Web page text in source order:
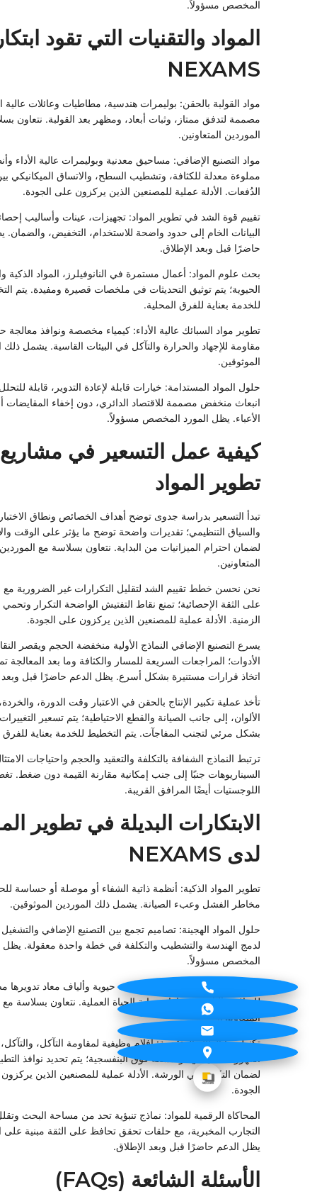
المخصص مسؤولاً.
المواد والتقنيات التي تقود
NEXAMS
مواد القولبة بالحقن: بوليمرات هندسية، مطاطيات وعائلات عالية
مصممة لتدفق ممتاز، وثبات أبعاد، ومظهر بعد القولبة. نتعاون
الموردين المتعاونين.
مواد التصنيع الإضافي: مساحيق معدنية وبوليمرات عالية الأداء
مملوءة معدلة للكثافة، وتشطيب السطح، والاتساق الميكانيكي
الدُفعات. الأدلة عملية للمصنعين الذين يركزون على الجودة.
تقييم قوة الشد في تطوير المواد: تجهيزات، عينات وأساليب
البيانات الخام إلى حدود واضحة للاستخدام، التخفيض، والضمان.
حاضرًا قبل وبعد الإطلاق.
بحث علوم المواد: أعمال مستمرة في النانوفيلرز، المواد الذكية
الحيوية؛ يتم توثيق التحديثات في ملخصات قصيرة ومفيدة. يتم
للخدمة بعناية للفرق المحلية.
تطوير مواد السبائك عالية الأداء: كيمياء مخصصة ونوافذ معالجة
مقاومة للإجهاد والحرارة والتآكل في البيئات القاسية. يشمل ذلك
الموثوقين.
حلول المواد المستدامة: خيارات قابلة لإعادة التدوير، قابلة
انبعاث منخفض مصممة للاقتصاد الدائري، دون إخفاء المقايضات
الأعباء. يظل المورد المخصص مسؤولاً.
كيفية عمل التسعير في مشاريع
تطوير المواد
تبدأ التسعير بدراسة جدوى توضح أهداف الخصائص ونطاق
والسياق التنظيمي؛ تقديرات واضحة توضح ما يؤثر على الوقت
لضمان احترام الميزانيات من البداية. نتعاون بسلاسة مع الموردين
المتعاونين.
نحن نحسن خطط تقييم الشد لتقليل التكرارات غير الضرورية مع
على الثقة الإحصائية؛ تمنع نقاط التفتيش الواضحة التكرار وتحمي
الزمنية. الأدلة عملية للمصنعين الذين يركزون على الجودة.
يسرع التصنيع الإضافي النماذج الأولية منخفضة الحجم ويقصر
الأدوات؛ المراجعات السريعة للمسار والكثافة وما بعد
اتخاذ قرارات مستنيرة بشكل أسرع. يظل الدعم حاضرًا قبل وبعد
تأخذ عملية تكبير الإنتاج بالحقن في الاعتبار وقت الدورة،
الألوان، إلى جانب الصيانة والقطع الاحتياطية؛ يتم تسعير
بشكل مرئي لتجنب المفاجآت. يتم التخطيط للخدمة بعناية للفرق
ترتبط النماذج الشفافة بالتكلفة والتعقيد والحجم واحتياجات
السيناريوهات جنبًا إلى جنب إمكانية مقارنة القيمة دون ضغط.
اللوجستيات أيضًا المرافق القريبة.
الابتكارات البديلة في تطوير
لدى NEXAMS
تطوير المواد الذكية: أنظمة ذاتية الشفاء أو موصلة أو حساسة
مخاطر الفشل وعبء الصيانة. يشمل ذلك الموردين الموثوقين.
حلول المواد الهجينة: تصاميم تجمع بين التصنيع الإضافي والتشغيل
لدمج الهندسة والتشطيب والتكلفة في خطة واحدة معقولة. يظل
المخصص مسؤولاً.
المركبات الصديقة للبيئة: مصفوفات حيوية وألياف معاد
للصلابة والتأثير ومسارات نهاية الحياة العملية. نتعاون بسلاسة
المتعاونين.
تكنولوجيا الطلاء المتقدمة: أفلام وظيفية لمقاومة التآكل،
الكهرومغناطيسي، والأشعة فوق البنفسجية؛ يتم تحديد نوافذ
لضمان التكرار في الورشة. الأدلة عملية للمصنعين الذين
الجودة.
المحاكاة الرقمية للمواد: نماذج تنبؤية تحد من مساحة البحث
التجارب المخبرية، مع حلقات تحقق تحافظ على الثقة مبنية على
يظل الدعم حاضرًا قبل وبعد الإطلاق.
الأسئلة الشائعة (FAQs)